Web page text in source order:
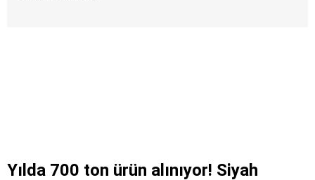
Yılda 700 ton ürün alınıyor! Siyah